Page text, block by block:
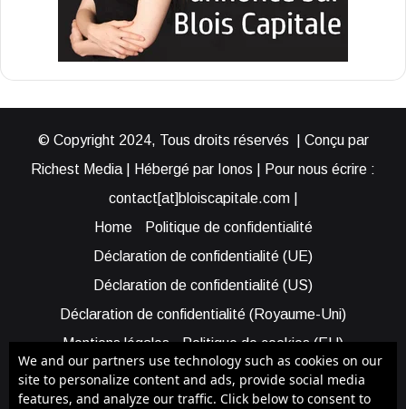
© Copyright 2024, Tous droits réservés | Conçu par
Richest Media | Hébergé par Ionos | Pour nous écrire :
contact[at]bloiscapitale.com |
Home
Politique de confidentialité
Déclaration de confidentialité (UE)
Déclaration de confidentialité (US)
Déclaration de confidentialité (Royaume-Uni)
Mentions légales
Politique de cookies (EU)
Cookie Policy (AUS)
Cookie Policy (US)
Qui sommes-nous ?
Participer à Blois Capitale
We and our partners use technology such as cookies on our
site to personalize content and ads, provide social media
features, and analyze our traffic. Click below to consent to